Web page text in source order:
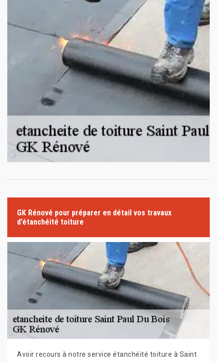
GK Rénové pour préparer en détail vos travaux
d’étanchéité toiture
Avoir recours à notre service étanchéité toiture à Saint